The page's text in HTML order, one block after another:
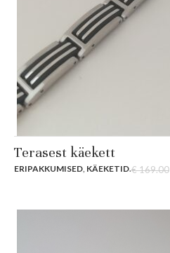
Terasest käekett
ERIPAKKUMISED, KÄEKETID.€169.00